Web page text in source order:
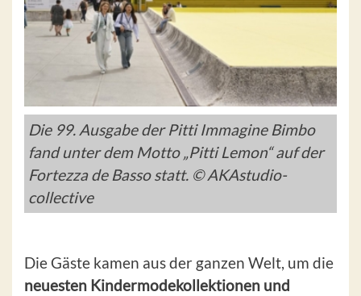
Die 99. Ausgabe der Pitti Immagine Bimbo
fand unter dem Motto „Pitti Lemon“ auf der
Fortezza de Basso statt. © AKAstudio-
collective
Die Gäste kamen aus der ganzen Welt, um die
neuesten Kindermodekollektionen und